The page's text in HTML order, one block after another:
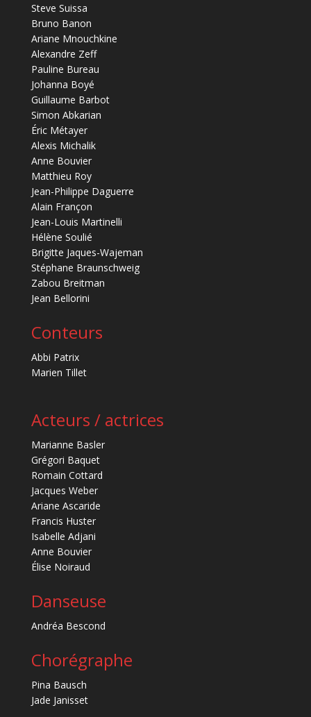
Steve Suissa
Bruno Banon
Ariane Mnouchkine
Alexandre Zeff
Pauline Bureau
Johanna Boyé
Guillaume Barbot
Simon Abkarian
Éric Métayer
Alexis Michalik
Anne Bouvier
Matthieu Roy
Jean-Philippe Daguerre
Alain Françon
Jean-Louis Martinelli
Hélène Soulié
Brigitte Jaques-Wajeman
Stéphane Braunschweig
Zabou Breitman
Jean Bellorini
Conteurs
Abbi Patrix
Marien Tillet
Acteurs / actrices
Marianne Basler
Grégori Baquet
Romain Cottard
Jacques Weber
Ariane Ascaride
Francis Huster
Isabelle Adjani
Anne Bouvier
Élise Noiraud
Danseuse
Andréa Bescond
Chorégraphe
Pina Bausch
Jade Janisset